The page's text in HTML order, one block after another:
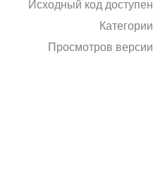
Исходный код доступен
Категории
Просмотров версии